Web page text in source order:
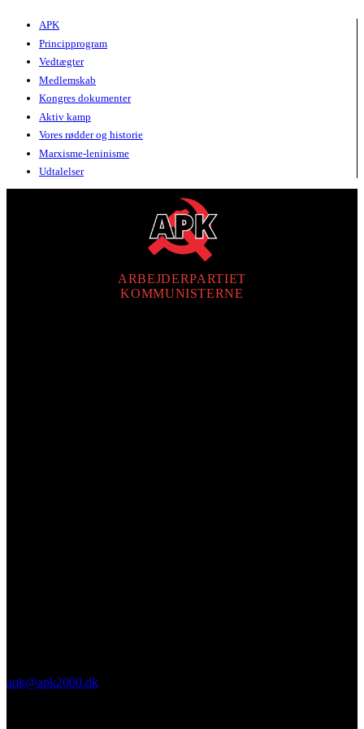
APK
Principprogram
Vedtægter
Medlemskab
Kongres dokumenter
Aktiv kamp
Vores rødder og historie
Marxisme-leninisme
Udtalelser
ARBEJDERPARTIET
KOMMUNISTERNE
apk@apk2000.dk